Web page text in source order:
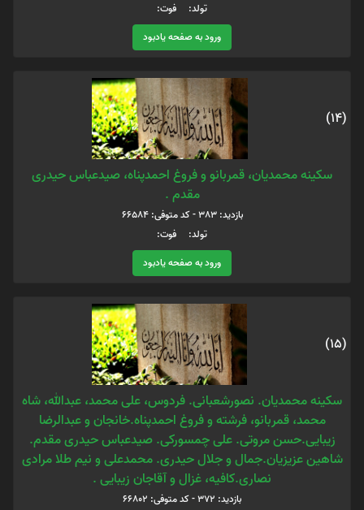
تولد: فوت:
ورود به صفحه یادبود
(14)
سکینه محمدیان، قمربانو و فروغ احمدپناه، صیدعباس حیدری
مقدم .
بازدید: 383 - کد متوفی: 66584
تولد: فوت:
ورود به صفحه یادبود
(15)
سکینه محمدیان. نصورشعبانی. فردوس، علی محمد، عبدالله، شاه
محمد، قمربانو، فرشته و فروغ احمدپناه.خانجان و عبدالرضا
زیبایی.حسن مروتی. علی چمسورکی. صیدعباس حیدری مقدم.
شاهین عزیزیان.جمال و جلال حیدری. محمدعلی و نیم طلا مرادی
نصاری.کافیه، غزال و آقاجان زیبایی .
بازدید: 372 - کد متوفی: 66802